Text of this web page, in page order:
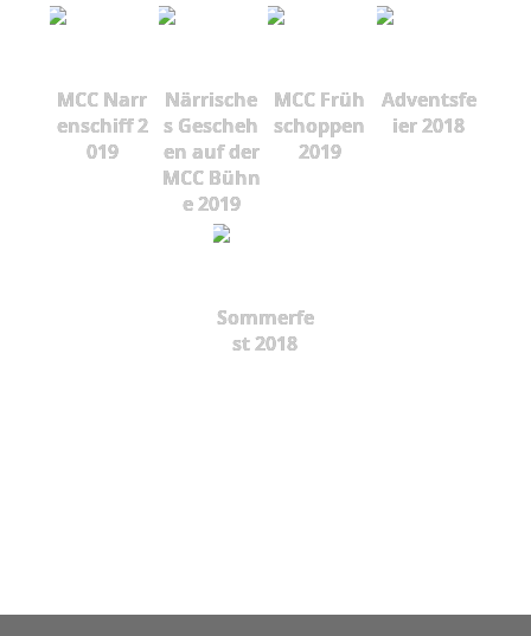
MCC Narr
enschiff 2
019
Närrische
s Gescheh
en auf der
MCC Bühn
e 2019
MCC Früh
schoppen
2019
Adventsfe
ier 2018
Sommerfe
st 2018